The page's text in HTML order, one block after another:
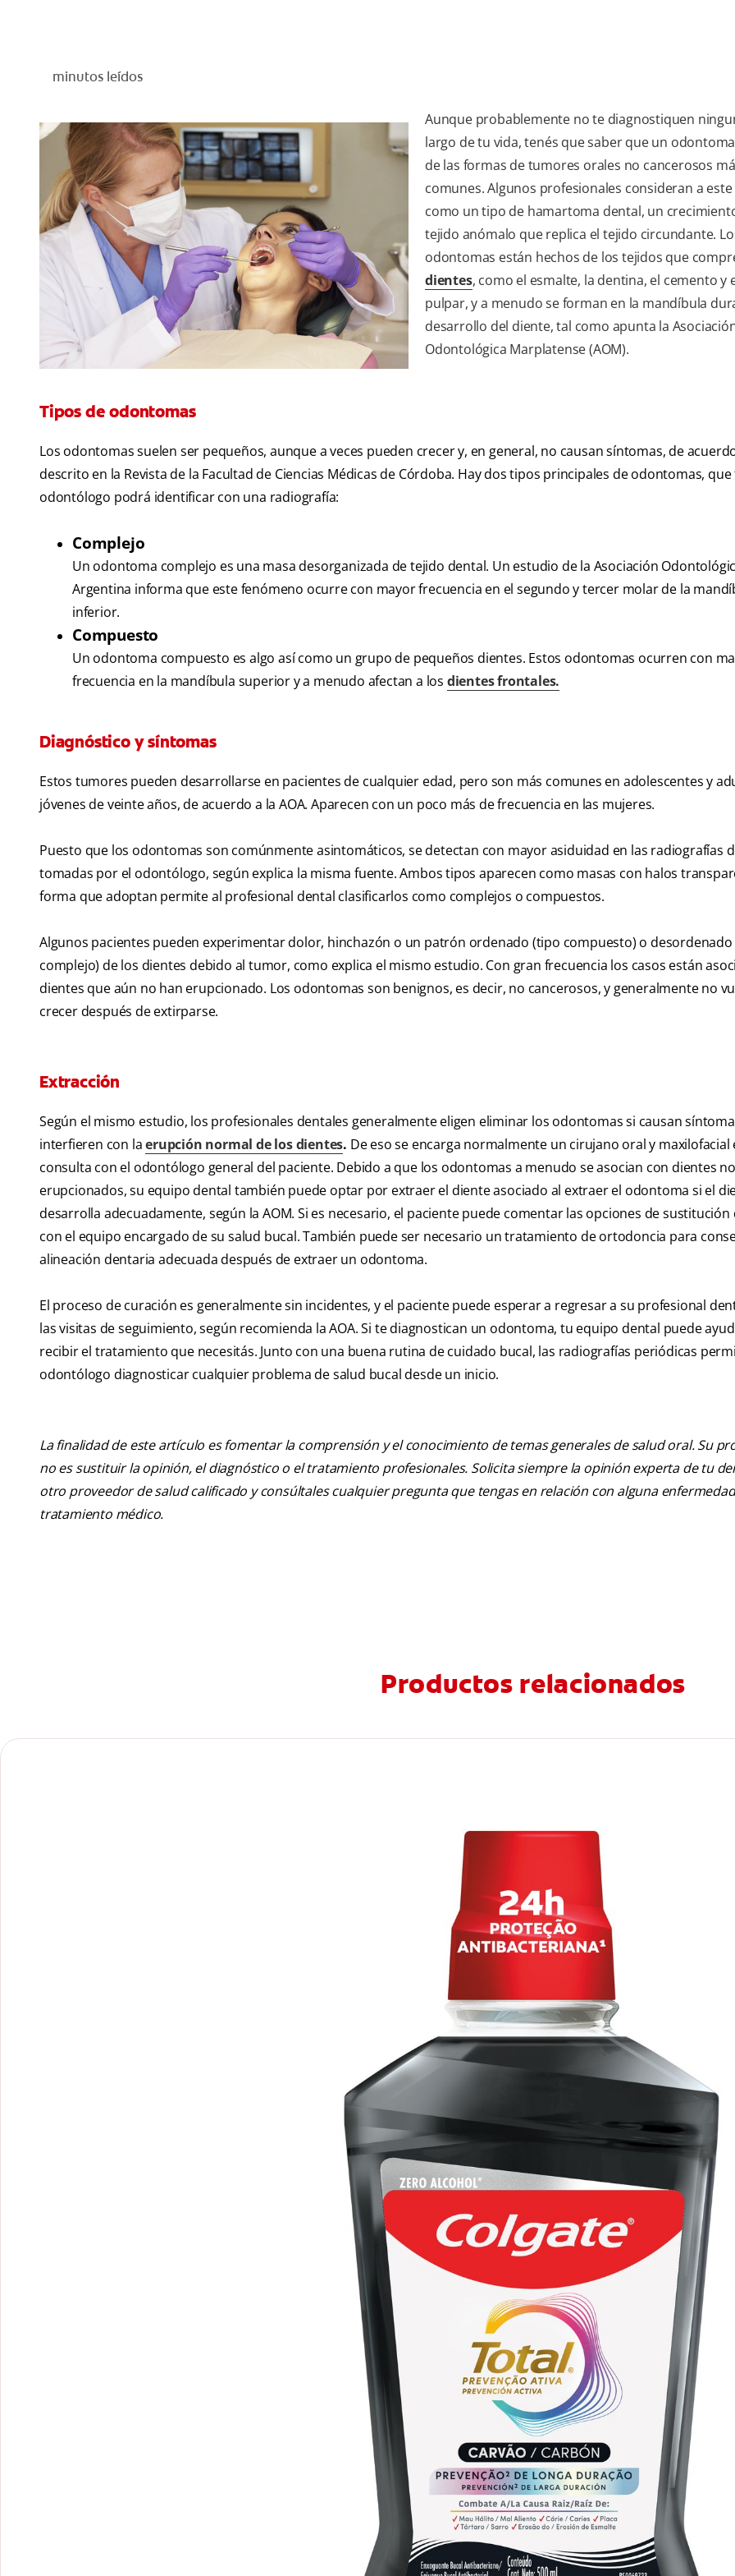
minutos leídos
Aunque probablemente no te diagnostiquen
largo de tu vida, tenés que saber que un
de las formas de tumores orales no cancerosos
comunes. Algunos profesionales consideran a
como un tipo de hamartoma dental, un
tejido anómalo que replica el tejido circundante.
odontomas están hechos de los tejidos que
dientes, como el esmalte, la dentina, el cemento y
pulpar, y a menudo se forman en la mandíbula
desarrollo del diente, tal como apunta la
Odontológica Marplatense (AOM).
Tipos de odontomas
Los odontomas suelen ser pequeños, aunque a veces pueden crecer y, en general, no causan síntomas, de
descrito en la Revista de la Facultad de Ciencias Médicas de Córdoba. Hay dos tipos principales de odontomas,
odontólogo podrá identificar con una radiografía:
Complejo
Un odontoma complejo es una masa desorganizada de tejido dental. Un estudio de la Asociación
Argentina informa que este fenómeno ocurre con mayor frecuencia en el segundo y tercer molar de la
inferior.
Compuesto
Un odontoma compuesto es algo así como un grupo de pequeños dientes. Estos odontomas ocurren con
frecuencia en la mandíbula superior y a menudo afectan a los dientes frontales.
Diagnóstico y síntomas
Estos tumores pueden desarrollarse en pacientes de cualquier edad, pero son más comunes en adolescentes y
jóvenes de veinte años, de acuerdo a la AOA. Aparecen con un poco más de frecuencia en las mujeres.
Puesto que los odontomas son comúnmente asintomáticos, se detectan con mayor asiduidad en las radiografías
tomadas por el odontólogo, según explica la misma fuente. Ambos tipos aparecen como masas con halos
forma que adoptan permite al profesional dental clasificarlos como complejos o compuestos.
Algunos pacientes pueden experimentar dolor, hinchazón o un patrón ordenado (tipo compuesto) o
complejo) de los dientes debido al tumor, como explica el mismo estudio. Con gran frecuencia los casos están
dientes que aún no han erupcionado. Los odontomas son benignos, es decir, no cancerosos, y generalmente no
crecer después de extirparse.
Extracción
Según el mismo estudio, los profesionales dentales generalmente eligen eliminar los odontomas si causan
interfieren con laerupción normal de los dientes. De eso se encarga normalmente un cirujano oral y maxilofacial
consulta con el odontólogo general del paciente. Debido a que los odontomas a menudo se asocian con dientes no
erupcionados, su equipo dental también puede optar por extraer el diente asociado al extraer el odontoma si el
desarrolla adecuadamente, según la AOM. Si es necesario, el paciente puede comentar las opciones de
con el equipo encargado de su salud bucal. También puede ser necesario un tratamiento de ortodoncia para
alineación dentaria adecuada después de extraer un odontoma.
El proceso de curación es generalmente sin incidentes, y el paciente puede esperar a regresar a su profesional
las visitas de seguimiento, según recomienda la AOA. Si te diagnostican un odontoma, tu equipo dental puede
recibir el tratamiento que necesitás. Junto con una buena rutina de cuidado bucal, las radiografías periódicas
odontólogo diagnosticar cualquier problema de salud bucal desde un inicio.
La finalidad de este artículo es fomentar la comprensión y el conocimiento de temas generales de salud oral. Su
no es sustituir la opinión, el diagnóstico o el tratamiento profesionales. Solicita siempre la opinión experta de tu
otro proveedor de salud calificado y consúltales cualquier pregunta que tengas en relación con alguna
tratamiento médico.
Productos relacionados